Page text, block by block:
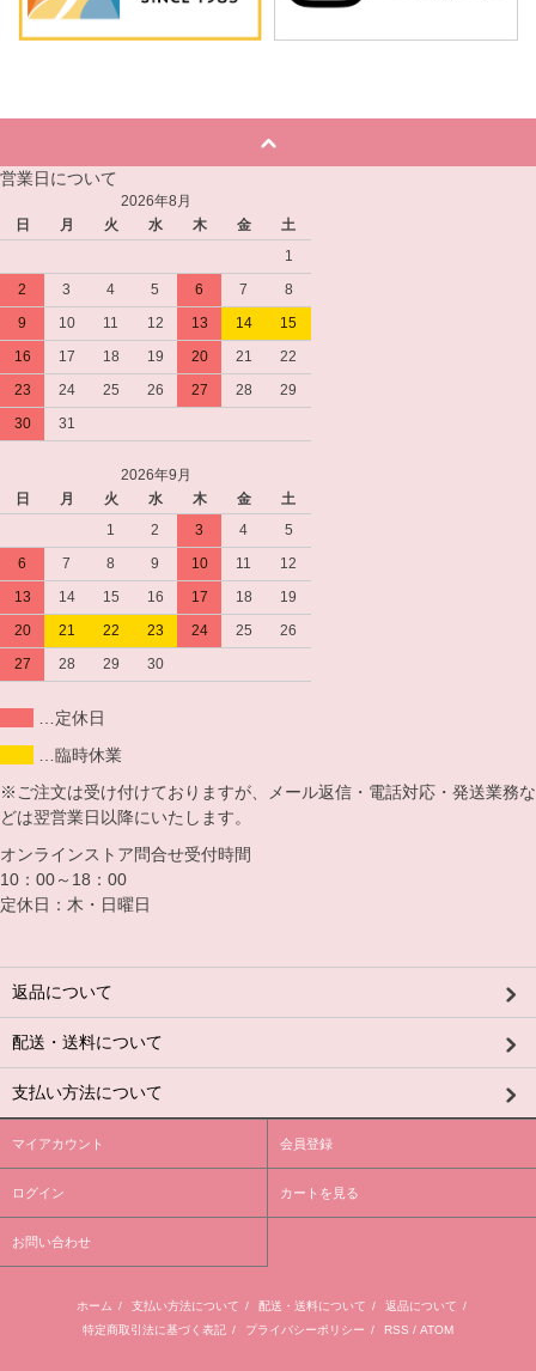
営業日について
2026年8月
日
月 火 水 木 金
土
1
2
3 4 5 6 7
8
9
10 11 12 13 14
15
16
17 18 19 20 21
22
23
24 25 26 27 28
29
30
31
2026年9月
日
月 火 水 木 金
土
1
2 3 4
5
6
7 8 9 10 11
12
13
14 15 16 17 18
19
20
21 22 23 24 25
26
27
28 29 30
…定休日
…臨時休業
※ご注文は受け付けておりますが、メール返信・電話対応・発送業務な
どは翌営業日以降にいたします。
オンラインストア問合せ受付時間
10：00～18：00
定休日：木・日曜日
返品について
配送・送料について
支払い方法について
マイアカウント 会員登録
ログイン カートを見る
お問い合わせ
ホーム / 支払い方法について / 配送・送料について / 返品について /
特定商取引法に基づく表記 / プライバシーポリシー / RSS / ATOM